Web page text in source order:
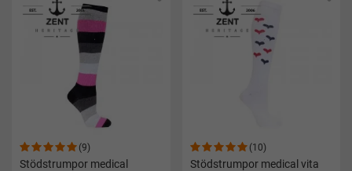
(9)
Stödstrumpor medical
(10)
Stödstrumpor medical vita